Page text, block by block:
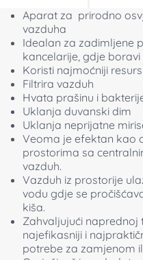
Koristi najmoćniji
Filtrira vazduh
Hvata prašinu i
Uklanja duvanski dim
Uklanja neprijatne
Veoma je efektan kao
prostorima sa
vazduh.
Vazduh iz prostorije
vodu gdje se
kiša.
Zahvaljujući naprednoj
najefikasniji i
potrebe za zamjenom
Osvježivač ima
se uključiti svjetlosne
crveni ili zeleni odsjaj i
Napajanje: 220V,